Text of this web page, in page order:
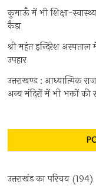
कुमाऊँ में भी शिक्षा-
कैड़ा
श्री महंत इन्दिरेश
उपहार
उत्तराखण्ड : आध्यात्मिक
अन्य मंदिरों में भी भक्तों की
उत्तराखंड का परिचय (194)